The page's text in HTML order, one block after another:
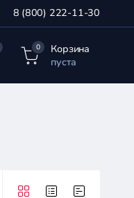
8 (800) 222-11-30
0
Корзина
пуста